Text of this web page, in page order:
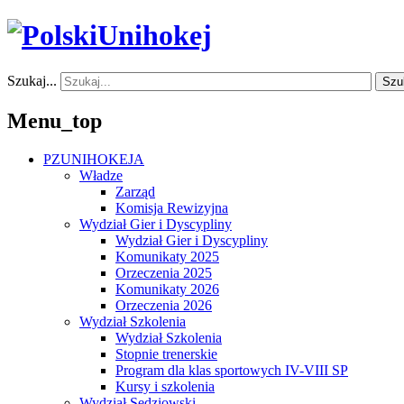
Szukaj...
Menu_top
PZUNIHOKEJA
Władze
Zarząd
Komisja Rewizyjna
Wydział Gier i Dyscypliny
Wydział Gier i Dyscypliny
Komunikaty 2025
Orzeczenia 2025
Komunikaty 2026
Orzeczenia 2026
Wydział Szkolenia
Wydział Szkolenia
Stopnie trenerskie
Program dla klas sportowych IV-VIII SP
Kursy i szkolenia